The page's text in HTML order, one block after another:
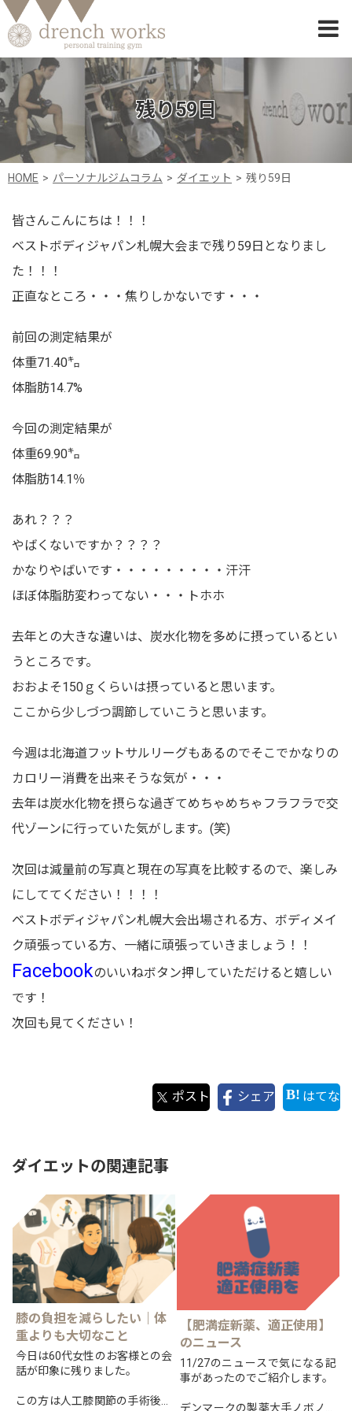
残り59日
HOME パーソナルジムコラム ダイエット 残り59日
皆さんこんにちは！！！
ベストボディジャパン札幌大会まで残り59日となりまし
た！！！
正直なところ・・・焦りしかないです・・・
前回の測定結果が
体重71.40㌔
体脂肪14.7%
今回の測定結果が
体重69.90㌔
体脂肪14.1％
あれ？？？
やばくないですか？？？？
かなりやばいです・・・・・・・・・汗汗
ほぼ体脂肪変わってない・・・トホホ
去年との大きな違いは、炭水化物を多めに摂っているとい
うところです。
おおよそ150ｇくらいは摂っていると思います。
ここから少しづつ調節していこうと思います。
今週は北海道フットサルリーグもあるのでそこでかなりの
カロリー消費を出来そうな気が・・・
去年は炭水化物を摂らな過ぎてめちゃめちゃフラフラで交
代ゾーンに行っていた気がします。(笑)
次回は減量前の写真と現在の写真を比較するので、楽しみ
にしててください！！！！
ベストボディジャパン札幌大会出場される方、ボディメイ
ク頑張っている方、一緒に頑張っていきましょう！！
Facebookのいいねボタン押していただけると嬉しい
です！
次回も見てください！
ポスト シェア はてな
ダイエットの関連記事
膝の負担を減らしたい｜体
重よりも大切なこと
今日は60代女性のお客様との会
話が印象に残りました。
この方は人工膝関節の手術後、
【肥満症新薬、適正使用】
のニュース
11/27のニュースで気になる記
事があったのでご紹介します。
デンマークの製薬大手ノボノル